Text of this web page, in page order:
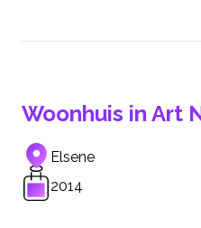
Woonhuis in Art
Elsene
2014